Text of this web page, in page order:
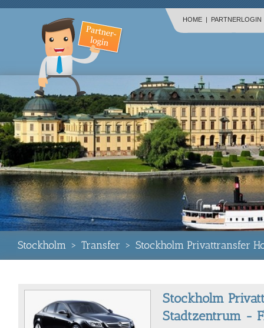
HOME | PARTNERLOGIN
Stockholm > Transfer > Stockholm Privattransfer
Stockholm
Stadtzentrum -